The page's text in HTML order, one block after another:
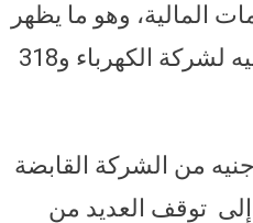
المالية، وهو ما يظهر
في تراكم المديونيات (3 مليارات جنيه لشركة الغاز، و9.9 مليون جنيه لشركة الكهرباء و318
الحديد والصلب حصلت على نحو 50 مليون جنيه من الشركة القابضة
توقف العديد من